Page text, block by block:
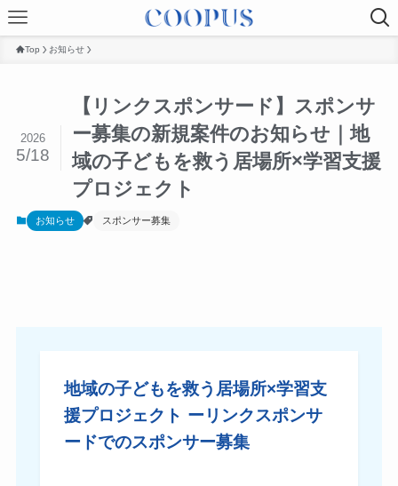
Top お知らせ
【リンクスポンサード】スポンサ
ー募集の新規案件のお知らせ｜地
域の子どもを救う居場所×学習支援
プロジェクト
2026
5/18
お知らせ スポンサー募集
地域の子どもを救う居場所×学習支
援プロジェクト ーリンクスポンサ
ードでのスポンサー募集